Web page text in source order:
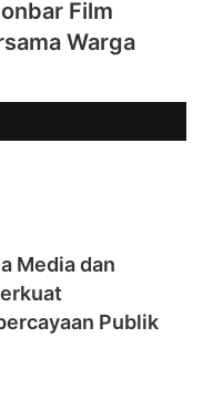
Film
Warga
Media dan
Publik